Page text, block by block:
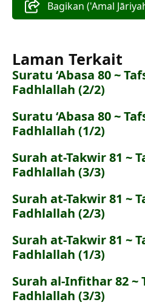
Bagikan ('Amal
Laman Terkait
Suratu ‘Abasa 80 ~
Fadhlallah (2/2)
Suratu ‘Abasa 80 ~
Fadhlallah (1/2)
Surah at-Takwir 81 ~
Fadhlallah (3/3)
Surah at-Takwir 81 ~
Fadhlallah (2/3)
Surah at-Takwir 81 ~
Fadhlallah (1/3)
Surah al-Infithar 82 ~
Fadhlallah (3/3)